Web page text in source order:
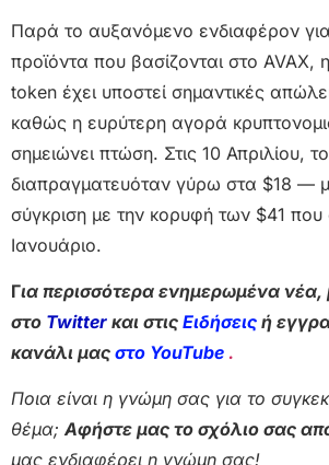
Παρά το αυξανόμενο ενδιαφέρον
προϊόντα που βασίζονται στο AVAX,
token έχει υποστεί σημαντικές
καθώς η ευρύτερη αγορά
σημειώνει πτώση. Στις 10 Απριλίου,
διαπραγματευόταν γύρω στα $18 —
σύγκριση με την κορυφή των $41 που
Ιανουάριο.
Για περισσότερα ενημερωμένα νέα,
στο Twitter και στις Ειδήσεις ή
κανάλι μας στο YouTube .
Ποια είναι η γνώμη σας για το
θέμα;Αφήστε μας το σχόλιο σας
μας ενδιαφέρει η γνώμη σας!